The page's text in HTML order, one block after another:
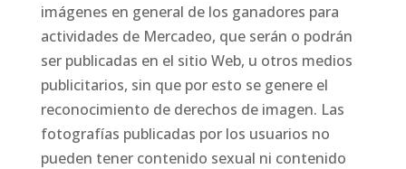
imágenes en general de los ganadores para
actividades de Mercadeo, que serán o podrán
ser publicadas en el sitio Web, u otros medios
publicitarios, sin que por esto se genere el
reconocimiento de derechos de imagen. Las
fotografías publicadas por los usuarios no
pueden tener contenido sexual ni contenido